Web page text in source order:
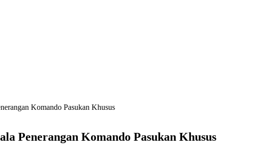
Komando Pasukan Khusus
Penerangan Komando Pasukan Khusus